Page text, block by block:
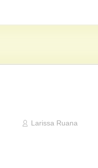
Larissa Ruana